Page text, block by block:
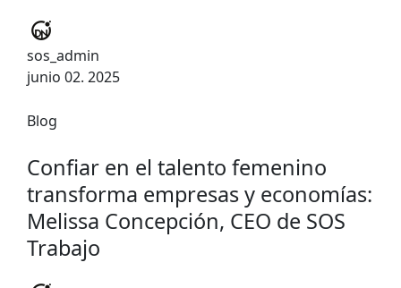
sos_admin
junio 02. 2025
Blog
Confiar en el talento femenino
transforma empresas y economías:
Melissa Concepción, CEO de SOS
Trabajo